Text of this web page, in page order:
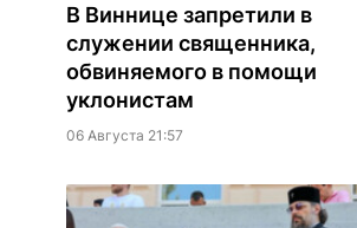
В Виннице запретили в
служении священника,
обвиняемого в помощи
уклонистам
06 Августа 21:57